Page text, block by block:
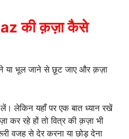
की क़ज़ा कैसे
या भूल जाने से छूट जाए और क़ज़ा
लेकिन यहाँ पर एक बात ध्यान रखें
कर रहे हों तो वित्र की क़ज़ा भी
वजह से देर करना या छोड़ देना